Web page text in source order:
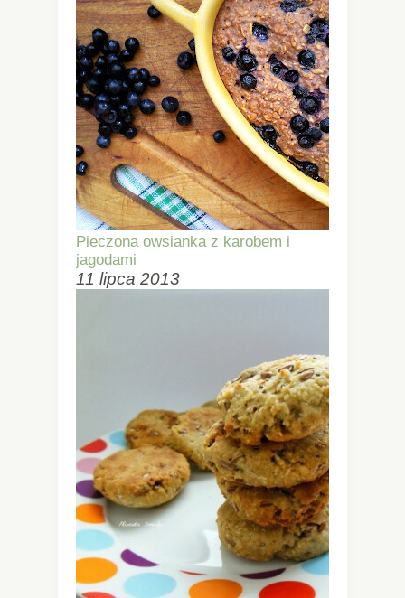
Pieczona owsianka z karobem i
jagodami
11 lipca 2013